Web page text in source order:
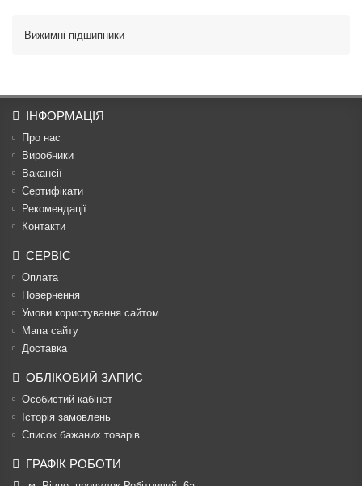
Вижимні підшипники
ІНФОРМАЦІЯ
Про нас
Виробники
Вакансії
Сертифікати
Рекомендації
Контакти
СЕРВІС
Оплата
Повернення
Умови користування сайтом
Мапа сайту
Доставка
ОБЛІКОВИЙ ЗАПИС
Особистий кабінет
Історія замовлень
Список бажаних товарів
ГРАФІК РОБОТИ